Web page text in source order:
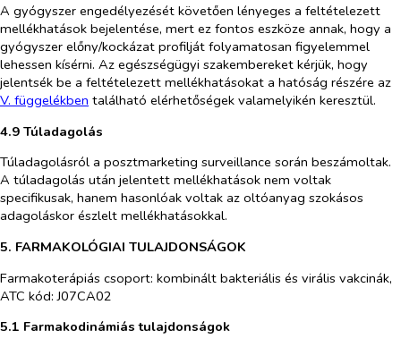
A gyógyszer engedélyezését követően lényeges a feltételezett
mellékhatások bejelentése, mert ez fontos eszköze annak, hogy a
gyógyszer előny/kockázat profilját folyamatosan figyelemmel
lehessen kísérni. Az egészségügyi szakembereket kérjük, hogy
jelentsék be a feltételezett mellékhatásokat a hatóság részére az
V. függelékben található elérhetőségek valamelyikén keresztül.
4.9 Túladagolás
Túladagolásról a posztmarketing surveillance során beszámoltak.
A túladagolás után jelentett mellékhatások nem voltak
specifikusak, hanem hasonlóak voltak az oltóanyag szokásos
adagoláskor észlelt mellékhatásokkal.
5. FARMAKOLÓGIAI TULAJDONSÁGOK
Farmakoterápiás csoport: kombinált bakteriális és virális vakcinák,
ATC kód: J07CA02
5.1 Farmakodinámiás tulajdonságok